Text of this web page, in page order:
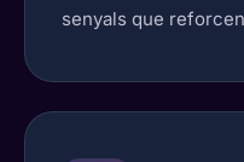
senyals que